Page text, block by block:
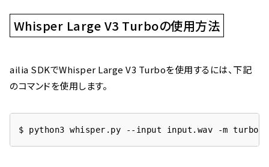
Whisper Large V3 Turboの使用方法
ailia SDKでWhisper Large V3 Turboを使用するには、下記
のコマンドを使用します。
$ python3 whisper.py --input input.wav -m turbo